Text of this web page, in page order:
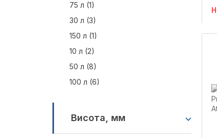
75 л (1)
30 л (3)
150 л (1)
10 л (2)
50 л (8)
100 л (6)
Висота, мм